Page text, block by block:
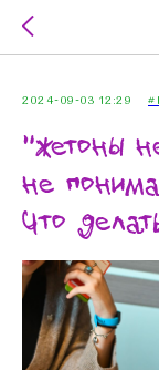
2024-09-03 12:29
"Жетоны
не
Что